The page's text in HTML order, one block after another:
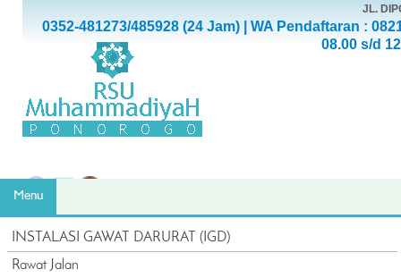
JL.
0352-481273/485928 (24 Jam) | WA Pendaftaran :
08.00 s/d
Menu
INSTALASI GAWAT DARURAT (IGD)
Rawat Jalan